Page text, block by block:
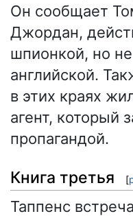
Он сообщает
Джордан,
шпионкой, но
английской.
в этих краях
агент, который
пропагандой.
Книга третья [
Таппенс